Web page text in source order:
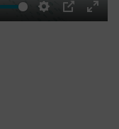
Settings
PIP
Enter